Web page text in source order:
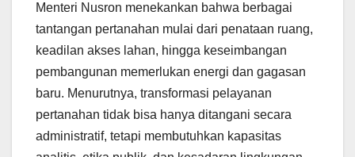
Menteri Nusron menekankan bahwa berbagai
tantangan pertanahan mulai dari penataan ruang,
keadilan akses lahan, hingga keseimbangan
pembangunan memerlukan energi dan gagasan
baru. Menurutnya, transformasi pelayanan
pertanahan tidak bisa hanya ditangani secara
administratif, tetapi membutuhkan kapasitas